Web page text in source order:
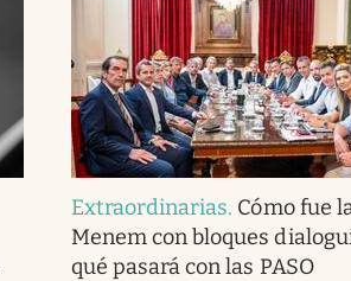
Extraordinarias. Cómo fue
Menem con bloques
qué pasará con las PASO